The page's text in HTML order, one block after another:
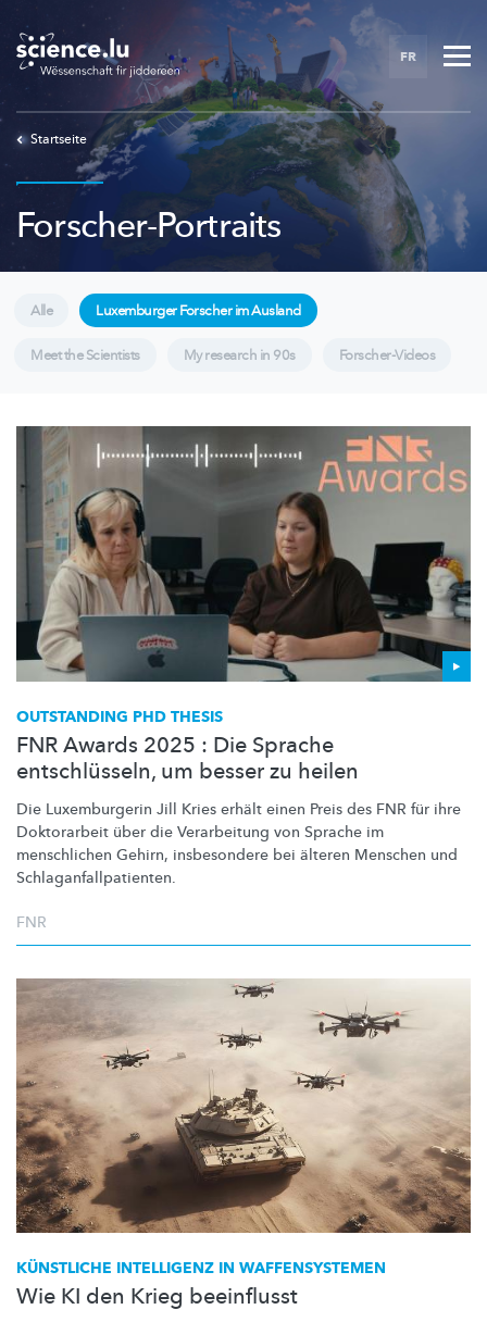
main
content
FR
Startseite
Forscher-Portraits
Alle Luxemburger Forscher im Ausland
Meet the Scientists My research in 90s Forscher-Videos
OUTSTANDING PHD THESIS
FNR Awards 2025 : Die Sprache
entschlüsseln, um besser zu heilen
Die Luxemburgerin Jill Kries erhält einen Preis des FNR für ihre
Doktorarbeit über die Verarbeitung von Sprache im
menschlichen Gehirn, insbesondere bei älteren Menschen und
Schlaganfallpatienten.
FNR
KÜNSTLICHE INTELLIGENZ IN WAFFENSYSTEMEN
Wie KI den Krieg beeinflusst